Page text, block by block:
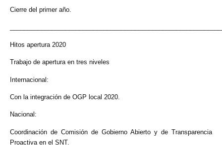
Cierre del primer año.
Hitos apertura 2020
Trabajo de apertura en tres niveles
Internacional:
Con la integración de OGP local 2020.
Nacional:
Coordinación de Comisión de Gobierno Abierto y de Transparencia
Proactiva en el SNT.